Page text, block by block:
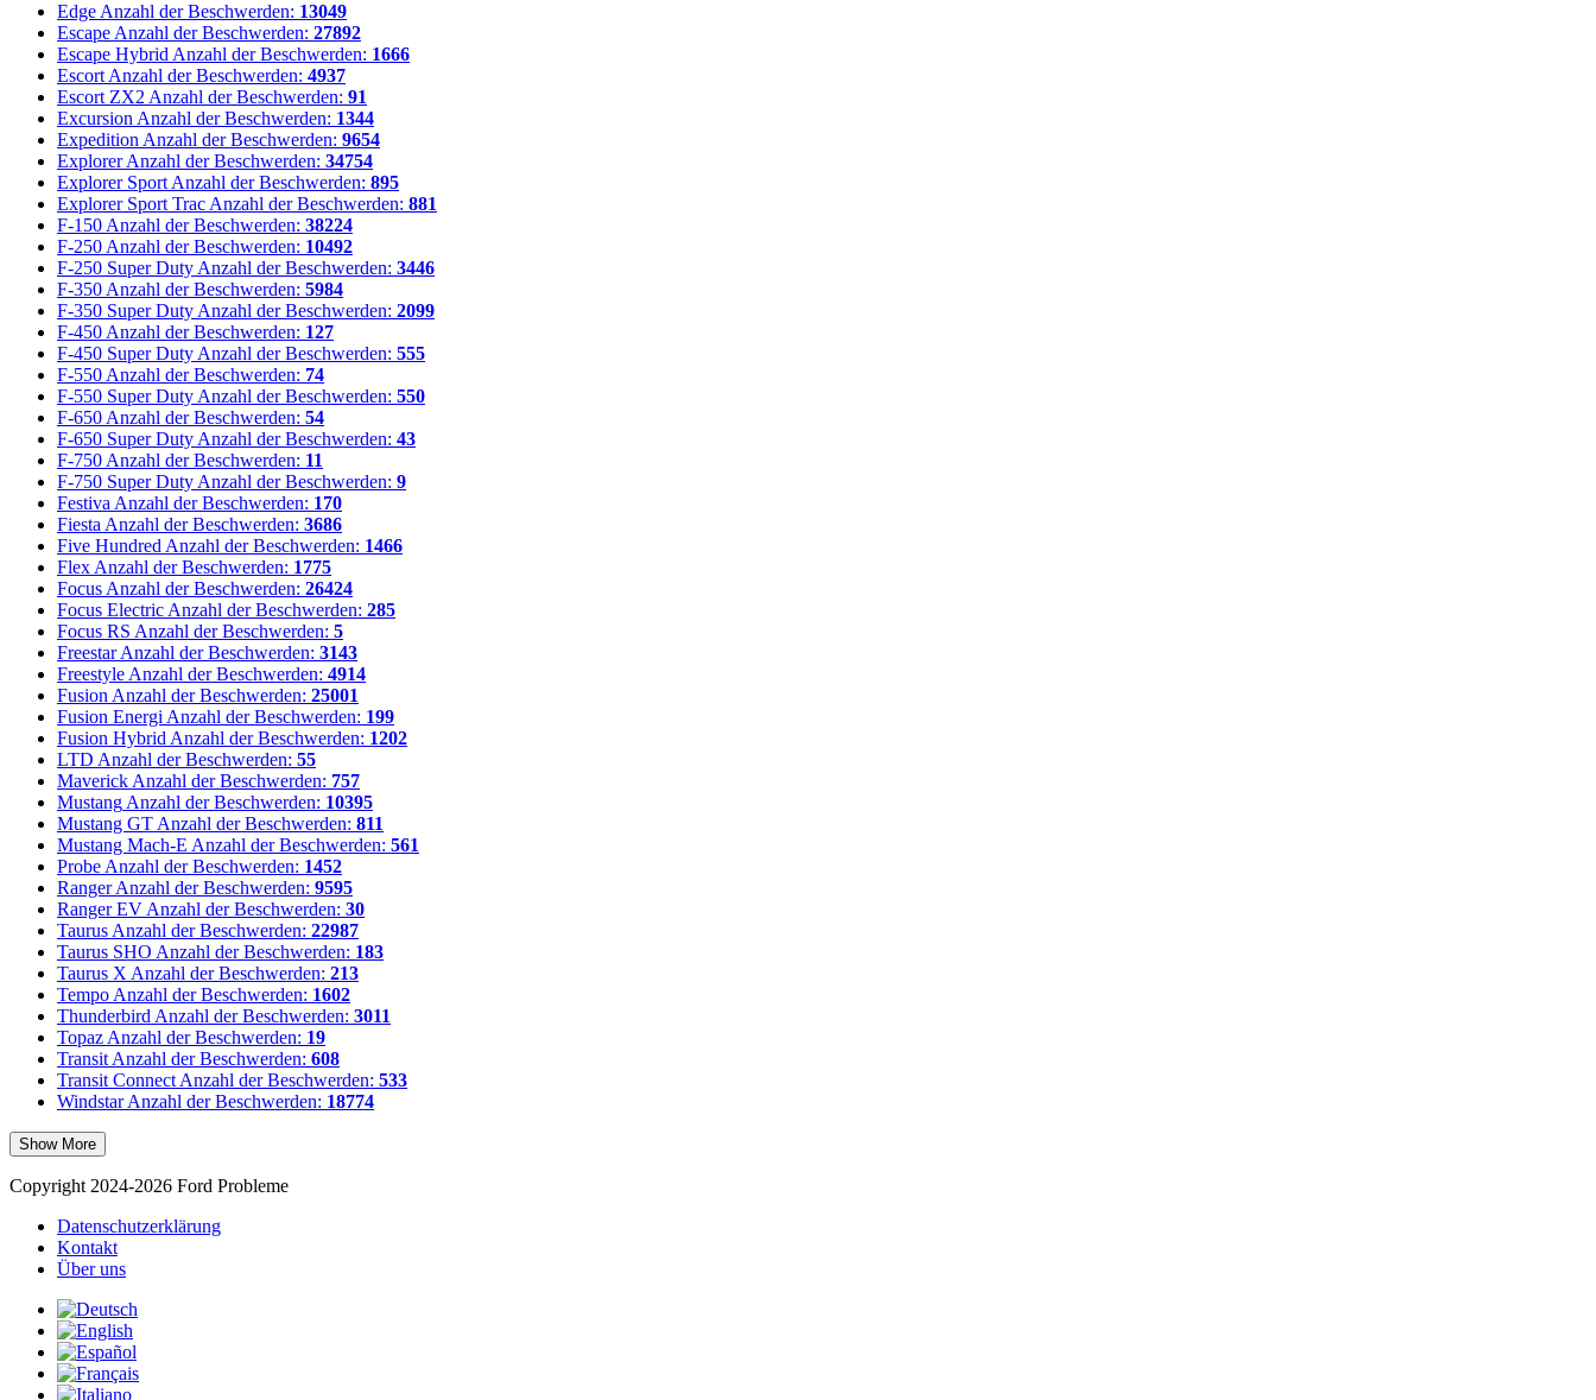
Edge Anzahl der Beschwerden: 13049
Escape Anzahl der Beschwerden: 27892
Escape Hybrid Anzahl der Beschwerden: 1666
Escort Anzahl der Beschwerden: 4937
Escort ZX2 Anzahl der Beschwerden: 91
Excursion Anzahl der Beschwerden: 1344
Expedition Anzahl der Beschwerden: 9654
Explorer Anzahl der Beschwerden: 34754
Explorer Sport Anzahl der Beschwerden: 895
Explorer Sport Trac Anzahl der Beschwerden: 881
F-150 Anzahl der Beschwerden: 38224
F-250 Anzahl der Beschwerden: 10492
F-250 Super Duty Anzahl der Beschwerden: 3446
F-350 Anzahl der Beschwerden: 5984
F-350 Super Duty Anzahl der Beschwerden: 2099
F-450 Anzahl der Beschwerden: 127
F-450 Super Duty Anzahl der Beschwerden: 555
F-550 Anzahl der Beschwerden: 74
F-550 Super Duty Anzahl der Beschwerden: 550
F-650 Anzahl der Beschwerden: 54
F-650 Super Duty Anzahl der Beschwerden: 43
F-750 Anzahl der Beschwerden: 11
F-750 Super Duty Anzahl der Beschwerden: 9
Festiva Anzahl der Beschwerden: 170
Fiesta Anzahl der Beschwerden: 3686
Five Hundred Anzahl der Beschwerden: 1466
Flex Anzahl der Beschwerden: 1775
Focus Anzahl der Beschwerden: 26424
Focus Electric Anzahl der Beschwerden: 285
Focus RS Anzahl der Beschwerden: 5
Freestar Anzahl der Beschwerden: 3143
Freestyle Anzahl der Beschwerden: 4914
Fusion Anzahl der Beschwerden: 25001
Fusion Energi Anzahl der Beschwerden: 199
Fusion Hybrid Anzahl der Beschwerden: 1202
LTD Anzahl der Beschwerden: 55
Maverick Anzahl der Beschwerden: 757
Mustang Anzahl der Beschwerden: 10395
Mustang GT Anzahl der Beschwerden: 811
Mustang Mach-E Anzahl der Beschwerden: 561
Probe Anzahl der Beschwerden: 1452
Ranger Anzahl der Beschwerden: 9595
Ranger EV Anzahl der Beschwerden: 30
Taurus Anzahl der Beschwerden: 22987
Taurus SHO Anzahl der Beschwerden: 183
Taurus X Anzahl der Beschwerden: 213
Tempo Anzahl der Beschwerden: 1602
Thunderbird Anzahl der Beschwerden: 3011
Topaz Anzahl der Beschwerden: 19
Transit Anzahl der Beschwerden: 608
Transit Connect Anzahl der Beschwerden: 533
Windstar Anzahl der Beschwerden: 18774
Show More
Copyright 2024-2026 Ford Probleme
Datenschutzerklärung
Kontakt
Über uns